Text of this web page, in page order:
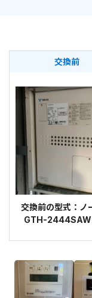
交換前
交換前の型式：ノ
GTH-